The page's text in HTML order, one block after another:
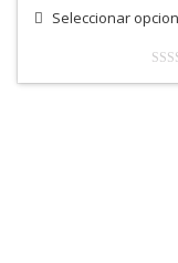
Seleccionar